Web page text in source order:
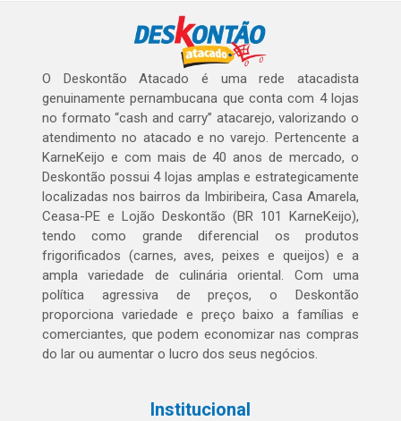
O Deskontão Atacado é uma rede atacadista
genuinamente pernambucana que conta com 4 lojas
no formato “cash and carry” atacarejo, valorizando o
atendimento no atacado e no varejo. Pertencente a
KarneKeijo e com mais de 40 anos de mercado, o
Deskontão possui 4 lojas amplas e estrategicamente
localizadas nos bairros da Imbiribeira, Casa Amarela,
Ceasa-PE e Lojão Deskontão (BR 101 KarneKeijo),
tendo como grande diferencial os produtos
frigorificados (carnes, aves, peixes e queijos) e a
ampla variedade de culinária oriental. Com uma
política agressiva de preços, o Deskontão
proporciona variedade e preço baixo a famílias e
comerciantes, que podem economizar nas compras
do lar ou aumentar o lucro dos seus negócios.
Institucional